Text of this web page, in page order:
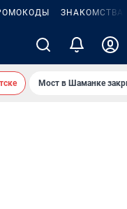
ЗНАКОМСТВА
Мост в Шаманке